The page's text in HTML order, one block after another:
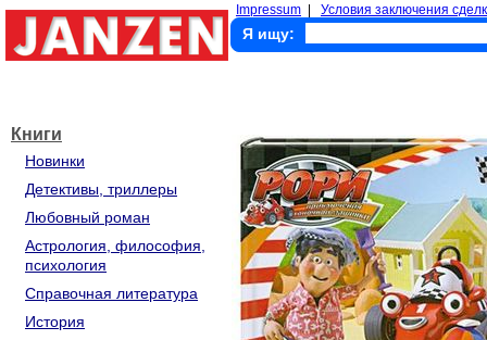
Impressum Условия заключения
Я ищу:
Книги
Новинки
Детективы, триллеры
Любовный роман
Астрология, философия,
психология
Справочная литература
История